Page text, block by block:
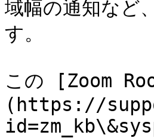
域幅の通知など
す。
この [Zoom
(https://